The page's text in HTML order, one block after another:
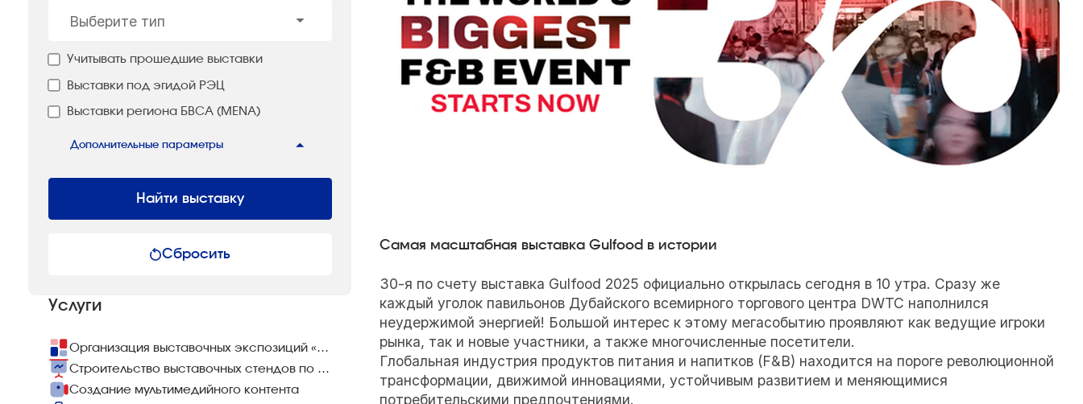
Выберите тип
Учитывать прошедшие выставки
Выставки под эгидой РЭЦ
Выставки региона БВСА (MENA)
Дополнительные параметры
Найти выставку
Сбросить
Услуги
Организация выставочных экспозиций «под ключ»
Строительство выставочных стендов по всему миру
Создание мультимедийного контента
Самая масштабная выставка Gulfood в истории
30-я по счету выставка Gulfood 2025 официально открылась сегодня в 10 утра. Сразу же
каждый уголок павильонов Дубайского всемирного торгового центра DWTC наполнился
неудержимой энергией! Большой интерес к этому мегасобытию проявляют как ведущие игроки
рынка, так и новые участники, а также многочисленные посетители.
Глобальная индустрия продуктов питания и напитков (F&B) находится на пороге революционной
трансформации, движимой инновациями, устойчивым развитием и меняющимися
потребительскими предпочтениями.